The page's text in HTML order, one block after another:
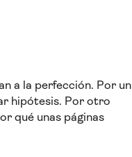
a la perfección. Por un
hipótesis. Por otro
qué unas páginas